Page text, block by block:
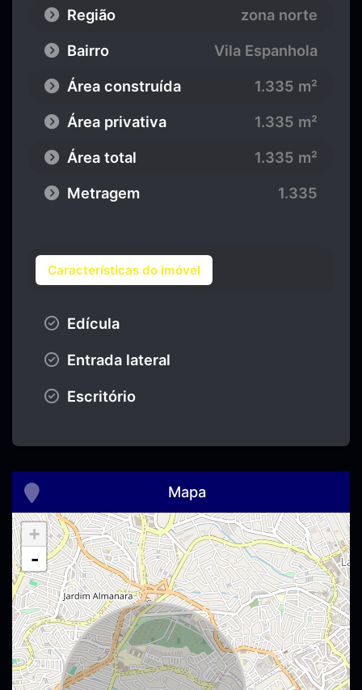
Região
zona norte
Bairro
Vila Espanhola
Área construída
1.335 m²
Área privativa
1.335 m²
Área total
1.335 m²
Metragem
1.335
Características do imóvel
Edícula
Entrada lateral
Escritório
Mapa
+
-